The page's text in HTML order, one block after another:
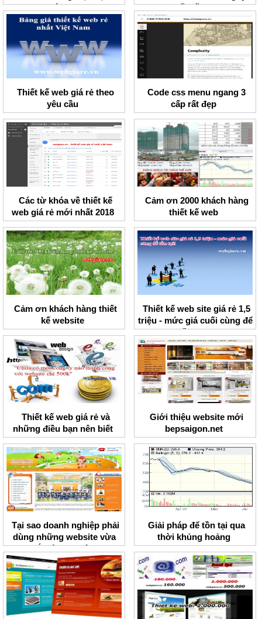
hiện đại
thiết kế web
Thiết kế web giá rẻ theo
yêu cầu
Code css menu ngang 3
cấp rất đẹp
Các từ khóa về thiết kế
web giá rẻ mới nhất 2018
Cảm ơn 2000 khách hàng
thiết kế web
Cảm ơn khách hàng thiết
kế website
Thiết kế web site giá rẻ 1,5
triệu - mức giá cuối cùng để
tồn tại!
Thiết kế web giá rẻ và
những điều bạn nên biết
Giới thiệu website mới
bepsaigon.net
Tại sao doanh nghiệp phải
dùng những website vừa
đắt vừa lạc hậu
Giải pháp để tồn tại qua
thời khủng hoảng